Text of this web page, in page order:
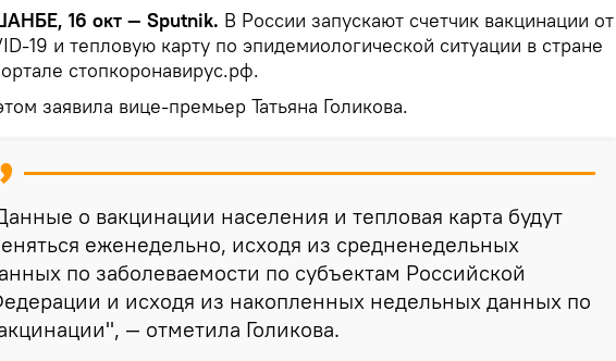
16 окт — Sputnik. В России запускают счетчик вакцинации от
19 и тепловую карту по эпидемиологической ситуации в стране
стопкоронавирус.рф.
заявила вице-премьер Татьяна Голикова.
о вакцинации населения и тепловая карта будут
еженедельно, исходя из средненедельных
по заболеваемости по субъектам Российской
и исходя из накопленных недельных данных по
— отметила Голикова.